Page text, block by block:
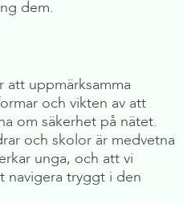
dem.
att uppmärksamma
och vikten av att
om säkerhet på nätet.
och skolor är medvetna
unga, och att vi
navigera tryggt i den